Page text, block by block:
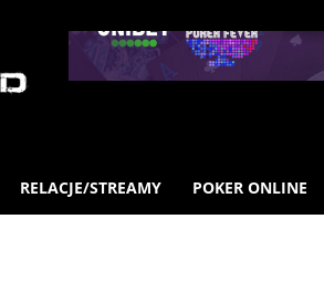
RELACJE/STREAMY POKER ONLINE